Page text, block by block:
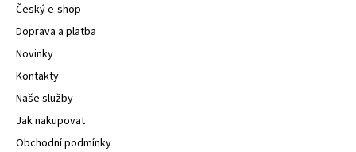
Český e-shop
Doprava a platba
Novinky
Kontakty
Naše služby
Jak nakupovat
Obchodní podmínky